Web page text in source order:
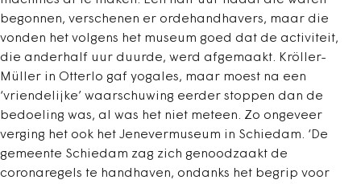
begonnen, verschenen er ordehandhavers, maar die
vonden het volgens het museum goed dat de activiteit,
die anderhalf uur duurde, werd afgemaakt. Kröller-
Müller in Otterlo gaf yogales, maar moest na een
‘vriendelijke’ waarschuwing eerder stoppen dan de
bedoeling was, al was het niet meteen. Zo ongeveer
verging het ook het Jenevermuseum in Schiedam. ‘De
gemeente Schiedam zag zich genoodzaakt de
coronaregels te handhaven, ondanks het begrip voor